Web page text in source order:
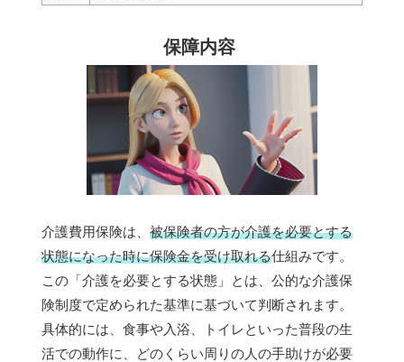
保障内容
介護費用保険は、 被保険者の方が介護を必要とする
状態になった時に保険金を受け取れる仕組みです。
この「介護を必要とする状態」とは、公的な介護保
険制度で定められた基準に基づいて判断されます。
具体的には、食事や入浴、トイレといった普段の生
活での動作に、どのくらい周りの人の手助けが必要